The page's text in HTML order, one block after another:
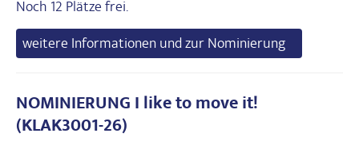
Noch 12 Plätze frei.
weitere Informationen und zur Nominierung
NOMINIERUNG I like to move it!
(KLAK3001-26)